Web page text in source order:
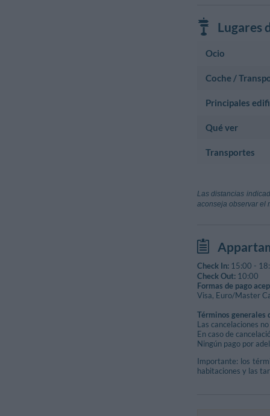
Lugares
Ocio
Centro deportivo
Viale Della
Estación de Esquí
Piazza Suspize
Campo de Golf
Campo
Coche /
Área de servicio
Principales
Ayuntamiento
Piazza Alcide
Qué ver
Información
Transportes
Aeroporto
Caselle
Estación
Bardonecchia
Via Stazione -
Las distancias
aconseja observar el
Check In: 15:00 -
Check Out: 10:00
Formas de pago
Visa, Euro/Master
Términos generales
Las cancelaciones
En caso de
Ningún pago por
Importante: los
habitaciones y las